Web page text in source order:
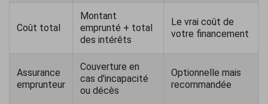
Coût total
Montant
emprunté + total
des intérêts
Le vrai coût de
votre financement
Assurance
emprunteur
Couverture en
cas d'incapacité
ou décès
Optionnelle mais
recommandée